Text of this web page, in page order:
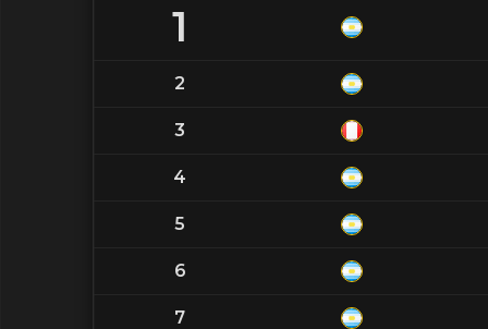
1
2
3
4
5
6
7